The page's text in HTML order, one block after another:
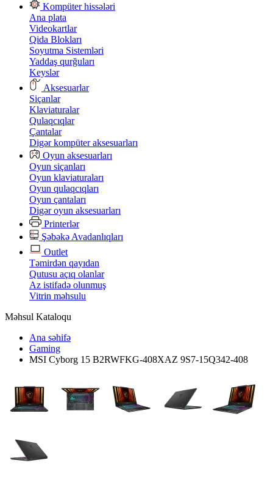
Kompüter hissələri
Ana plata
Videokartlar
Qida Blokları
Soyutma Sistemləri
Yaddaş qurğuları
Keyslər
Aksesuarlar
Siçanlar
Klaviaturalar
Qulaqcıqlar
Çantalar
Digər kompüter aksesuarları
Oyun aksesuarları
Oyun siçanları
Oyun klaviaturaları
Oyun qulaqcıqları
Oyun çantaları
Digər oyun aksesuarları
Printerlər
Şəbəkə Avadanlıqları
Outlet
Təmirdən qayıdan
Qutusu açıq olanlar
Az istifadə olunmuş
Vitrin məhsulu
Məhsul Kataloqu
Ana səhifə
Gaming
MSI Cyborg 15 B2RWFKG-408XAZ 9S7-15Q342-408